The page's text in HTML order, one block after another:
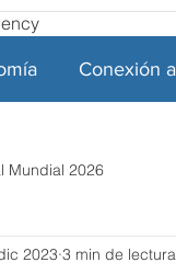
Conexión
Mundial 2026
2023 3 min de lectura